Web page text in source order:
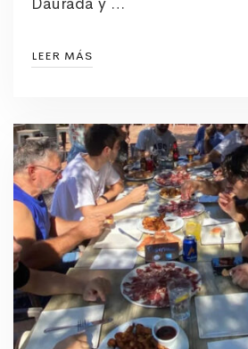
LEER MÁS